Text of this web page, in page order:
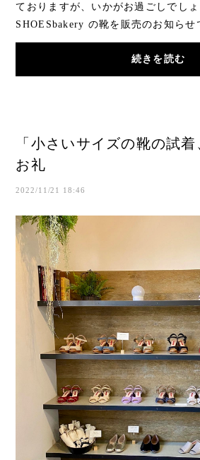
ておりますが、いかがお過ごしでしょ
SHOESbakery の靴を販売のお知ら
３日（水）〜９月５日（火）場...
続きを読む
「小さいサイズの靴の試
お礼
2022/11/21 18:46